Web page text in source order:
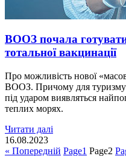
ВООЗ почала готувати
тотальної вакцинації
Про можливість нової
ВООЗ. Причому для
під ударом виявляться
теплих морях.
Читати далі
16.08.2023
« Попередній Page1 Page2